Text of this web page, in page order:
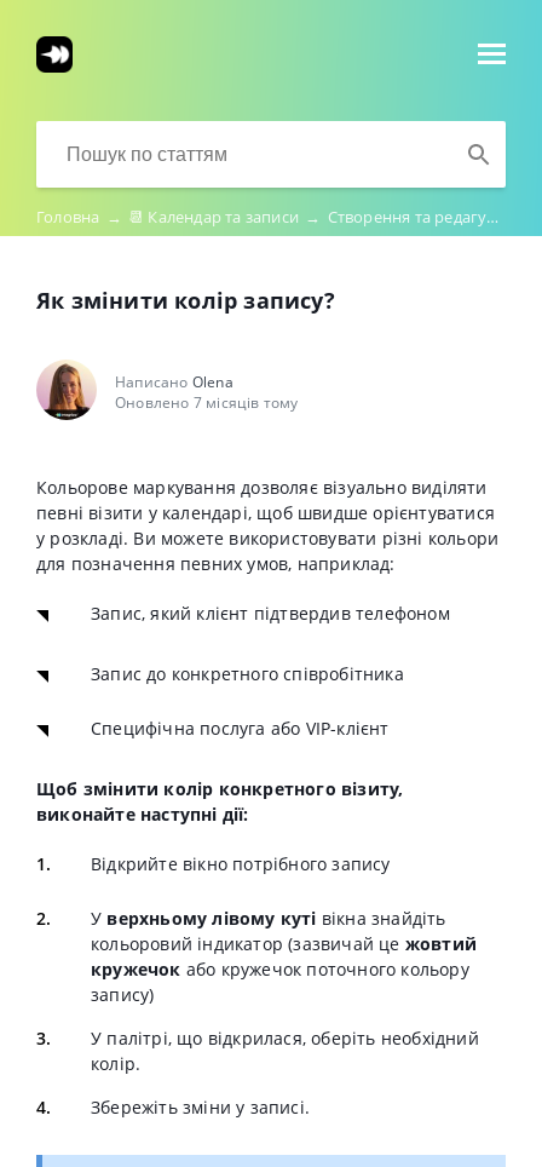
Головна → 📆 Календар та записи → Створення та редагування записів
Як змінити колір запису?
Написано Olena
Оновлено 7 місяців тому
Кольорове маркування дозволяє візуально виділяти
певні візити у календарі, щоб швидше орієнтуватися
у розкладі. Ви можете використовувати різні кольори
для позначення певних умов, наприклад:
Запис, який клієнт підтвердив телефоном
Запис до конкретного співробітника
Специфічна послуга або VIP-клієнт
Щоб змінити колір конкретного візиту,
виконайте наступні дії:
Відкрийте вікно потрібного запису
У верхньому лівому куті вікна знайдіть
кольоровий індикатор (зазвичай це жовтий
кружечок або кружечок поточного кольору
запису)
У палітрі, що відкрилася, оберіть необхідний
колір.
Збережіть зміни у записі.